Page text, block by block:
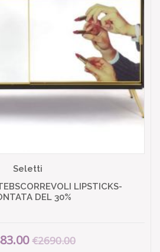
Seletti
LIPSTICKS-
DEL 30%
€2690.00